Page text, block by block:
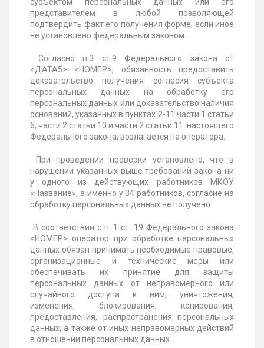
субъектом персональных данных или его
представителем в любой позволяющей
подтвердить факт его получения форме, если иное
не установлено федеральным законом.
Согласно п.3 ст.9 Федерального закона от
<ДАТА5> <НОМЕР>, обязанность предоставить
доказательство получения согласия субъекта
персональных данных на обработку его
персональных данных или доказательство наличия
оснований, указанных в пунктах 2-11 части 1 статьи
6, части 2 статьи 10 и части 2 статьи 11 настоящего
Федерального закона, возлагается на оператора.
При проведении проверки установлено, что в
нарушении указанных выше требований закона ни
у одного из действующих работников МКОУ
«Название», а именно у 34 работников, согласие на
обработку персональных данных не получено.
В соответствии с п. 1 ст. 19 Федерального закона
<НОМЕР> оператор при обработке персональных
данных обязан принимать необходимые правовые,
организационные и технические меры или
обеспечивать их принятие для защиты
персональных данных от неправомерного или
случайного доступа к ним, уничтожения,
изменения, блокирования, копирования,
предоставления, распространения персональных
данных, а также от иных неправомерных действий
в отношении персональных данных.